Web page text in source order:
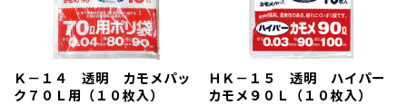
Ｋ－１４ 透明 カモメパッ
ク７０Ｌ用（１０枚入）
ＨＫ－１５ 透明 ハイパー
カモメ９０Ｌ（１０枚入）